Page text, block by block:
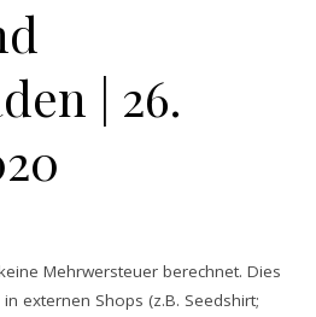
| 26.
Mehrwersteuer berechnet. Dies
externen Shops (z.B. Seedshirt;